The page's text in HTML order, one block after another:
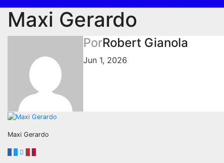
Maxi Gerardo
PorRobert Gianola
Jun 1, 2026
Maxi Gerardo